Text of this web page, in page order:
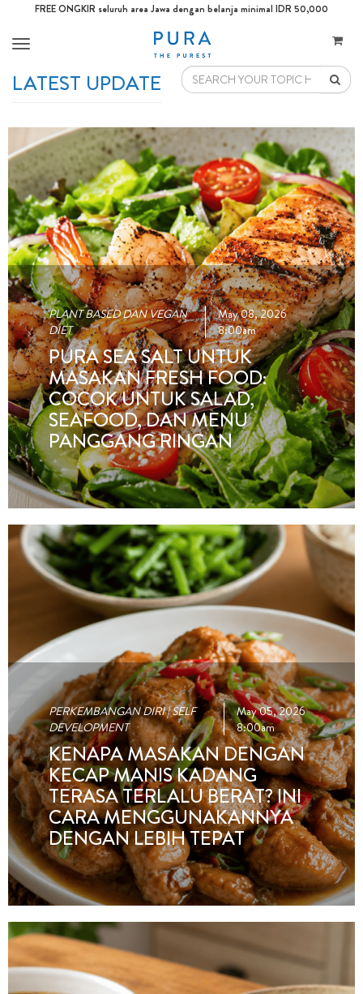
FREE ONGKIR seluruh area Jawa dengan belanja minimal IDR 50,000
Toggle
LATEST UPDATE
PLANT BASED DAN VEGAN
DIET
May 08, 2026
8:00am
PURA SEA SALT UNTUK
MASAKAN FRESH FOOD:
COCOK UNTUK SALAD,
SEAFOOD, DAN MENU
PANGGANG RINGAN
PERKEMBANGAN DIRI | SELF
DEVELOPMENT
May 05, 2026
8:00am
KENAPA MASAKAN DENGAN
KECAP MANIS KADANG
TERASA TERLALU BERAT? INI
CARA MENGGUNAKANNYA
DENGAN LEBIH TEPAT